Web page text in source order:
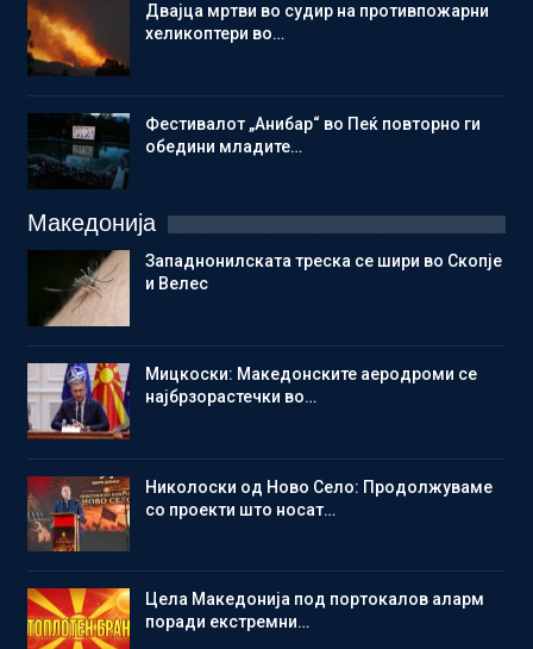
Двајца мртви во судир на противпожарни
хеликоптери во…
Фестивалот „Анибар“ во Пеќ повторно ги
обедини младите…
Македонија
Западнонилската треска се шири во Скопје
и Велес
Мицкоски: Македонските аеродроми се
најбрзорастечки во…
Николоски од Ново Село: Продолжуваме
со проекти што носат…
Цела Македонија под портокалов аларм
поради екстремни…